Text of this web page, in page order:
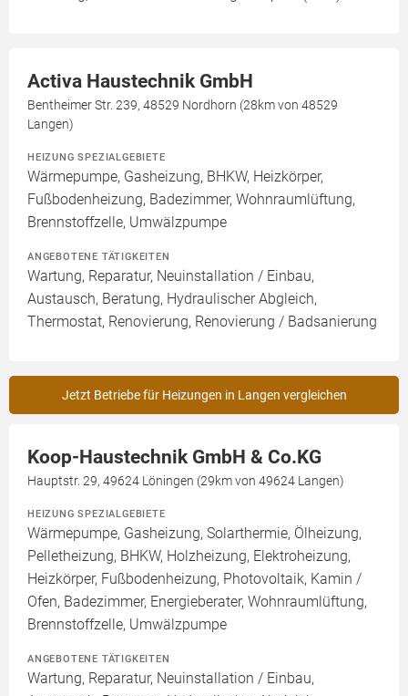
Activa Haustechnik GmbH
Bentheimer Str. 239, 48529 Nordhorn (28km von 48529
Langen)
HEIZUNG SPEZIALGEBIETE
Wärmepumpe, Gasheizung, BHKW, Heizkörper,
Fußbodenheizung, Badezimmer, Wohnraumlüftung,
Brennstoffzelle, Umwälzpumpe
ANGEBOTENE TÄTIGKEITEN
Wartung, Reparatur, Neuinstallation / Einbau,
Austausch, Beratung, Hydraulischer Abgleich,
Thermostat, Renovierung, Renovierung / Badsanierung
Jetzt Betriebe für Heizungen in Langen vergleichen
Koop-Haustechnik GmbH & Co.KG
Hauptstr. 29, 49624 Löningen (29km von 49624 Langen)
HEIZUNG SPEZIALGEBIETE
Wärmepumpe, Gasheizung, Solarthermie, Ölheizung,
Pelletheizung, BHKW, Holzheizung, Elektroheizung,
Heizkörper, Fußbodenheizung, Photovoltaik, Kamin /
Ofen, Badezimmer, Energieberater, Wohnraumlüftung,
Brennstoffzelle, Umwälzpumpe
ANGEBOTENE TÄTIGKEITEN
Wartung, Reparatur, Neuinstallation / Einbau,